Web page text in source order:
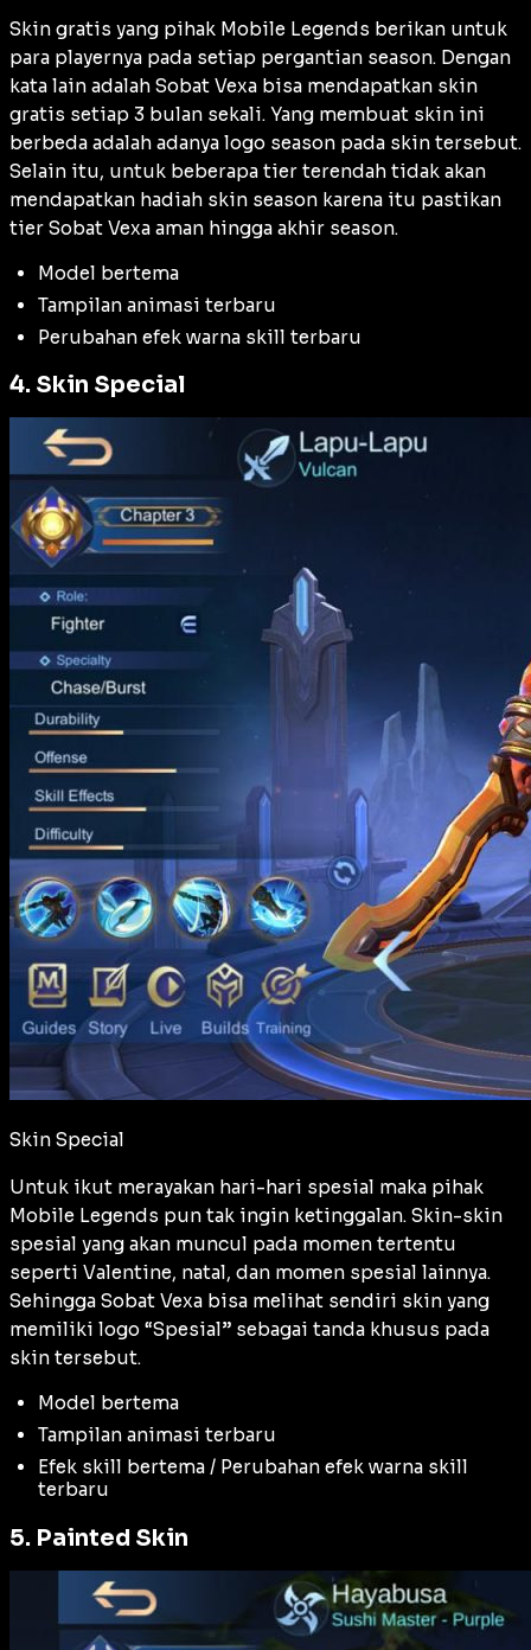
Skin gratis yang pihak Mobile Legends berikan untuk
para playernya pada setiap pergantian season. Dengan
kata lain adalah Sobat Vexa bisa mendapatkan skin
gratis setiap 3 bulan sekali. Yang membuat skin ini
berbeda adalah adanya logo season pada skin tersebut.
Selain itu, untuk beberapa tier terendah tidak akan
mendapatkan hadiah skin season karena itu pastikan
tier Sobat Vexa aman hingga akhir season.
Model bertema
Tampilan animasi terbaru
Perubahan efek warna skill terbaru
4. Skin Special
Skin Special
Untuk ikut merayakan hari-hari spesial maka pihak
Mobile Legends pun tak ingin ketinggalan. Skin-skin
spesial yang akan muncul pada momen tertentu
seperti Valentine, natal, dan momen spesial lainnya.
Sehingga Sobat Vexa bisa melihat sendiri skin yang
memiliki logo “Spesial” sebagai tanda khusus pada
skin tersebut.
Model bertema
Tampilan animasi terbaru
Efek skill bertema / Perubahan efek warna skill
terbaru
5. Painted Skin